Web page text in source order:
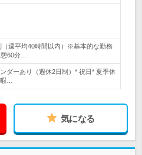
（週平均40時間以内）※基本的な勤務
60分…
ダーあり（週休2日制）* 祝日* 夏季休
…
気になる